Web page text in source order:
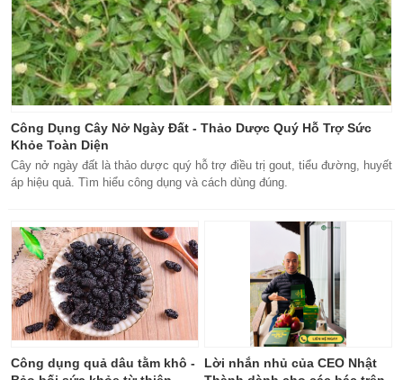
Công Dụng Cây Nở Ngày Đất - Thảo Dược Quý Hỗ Trợ Sức
Khỏe Toàn Diện
Cây nở ngày đất là thảo dược quý hỗ trợ điều trị gout, tiểu đường, huyết
áp hiệu quả. Tìm hiểu công dụng và cách dùng đúng.
Công dụng quả dâu tằm khô -
Lời nhắn nhủ của CEO Nhật